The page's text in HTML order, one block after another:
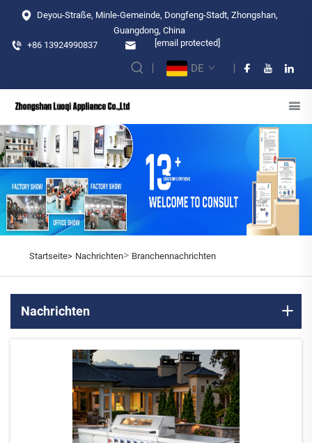
Deyou-Straße, Minle-Gemeinde, Dongfeng-Stadt, Zhongshan,
Guangdong, China
+86 13924990837
[email protected]
DE
Startseite> Nachrichten> Branchennachrichten
Nachrichten